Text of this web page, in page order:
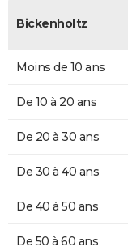
Bickenholtz
Moins de 10 ans
De 10 à 20 ans
De 20 à 30 ans
De 30 à 40 ans
De 40 à 50 ans
De 50 à 60 ans